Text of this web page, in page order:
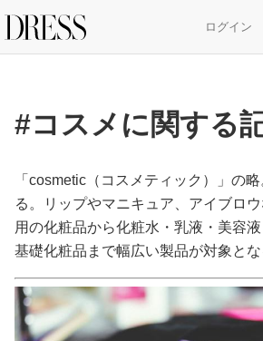
ログイン
特集記事
DRESS部活
ライフスタイル
ファッション
#コスメに関する
「cosmetic（コスメティック）」の
る。リップやマニキュア、アイブロ
用の化粧品から化粧水・乳液・美容
基礎化粧品まで幅広い製品が対象とな